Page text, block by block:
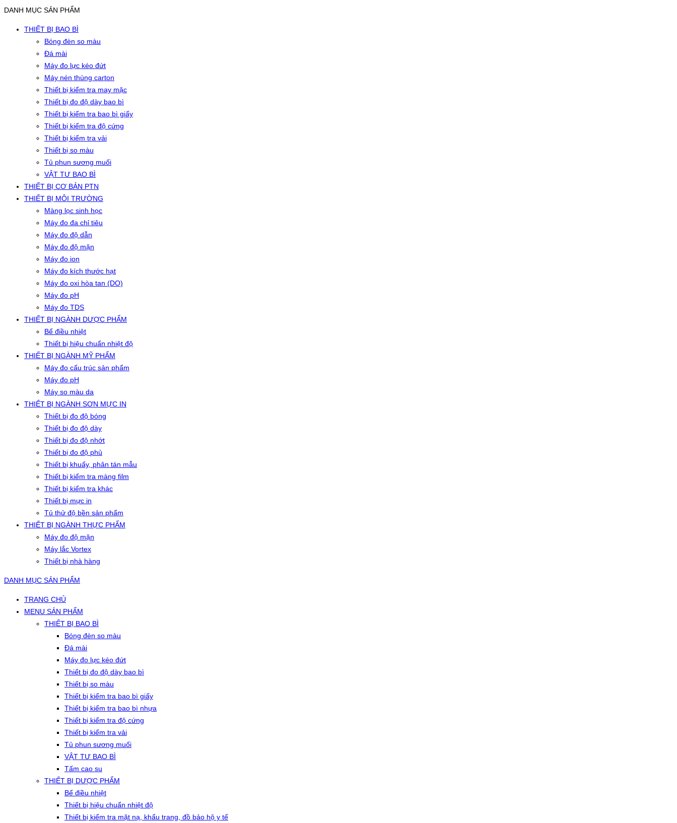
DANH MỤC SẢN PHẨM
THIẾT BỊ BAO BÌ
Bóng đèn so màu
Đá mài
Máy đo lực kéo đứt
Máy nén thùng carton
Thiết bị kiểm tra may mặc
Thiết bị đo độ dày bao bì
Thiết bị kiểm tra bao bì giấy
Thiết bị kiểm tra độ cứng
Thiết bị kiểm tra vải
Thiết bị so màu
Tủ phun sương muối
VẬT TƯ BAO BÌ
THIẾT BỊ CƠ BẢN PTN
THIẾT BỊ MÔI TRƯỜNG
Màng lọc sinh học
Máy đo đa chỉ tiêu
Máy đo độ dẫn
Máy đo độ mặn
Máy đo ion
Máy đo kích thước hạt
Máy đo oxi hòa tan (DO)
Máy đo pH
Máy đo TDS
THIẾT BỊ NGÀNH DƯỢC PHẨM
Bể điều nhiệt
Thiết bị hiệu chuẩn nhiệt độ
THIẾT BỊ NGÀNH MỸ PHẨM
Máy đo cấu trúc sản phẩm
Máy đo pH
Máy so màu da
THIẾT BỊ NGÀNH SƠN MỰC IN
Thiết bị đo độ bóng
Thiết bị đo độ dày
Thiết bị đo độ nhớt
Thiết bị đo độ phủ
Thiết bị khuấy, phân tán mẫu
Thiết bị kiểm tra màng film
Thiết bị kiểm tra khác
Thiết bị mực in
Tủ thử độ bền sản phẩm
THIẾT BỊ NGÀNH THỰC PHẨM
Máy đo độ mặn
Máy lắc Vortex
Thiết bị nhà hàng
DANH MỤC SẢN PHẨM
TRANG CHỦ
MENU SẢN PHẨM
THIẾT BỊ BAO BÌ
Bóng đèn so màu
Đá mài
Máy đo lực kéo đứt
Thiết bị đo độ dày bao bì
Thiết bị so màu
Thiết bị kiểm tra bao bì giấy
Thiết bị kiểm tra bao bì nhựa
Thiết bị kiểm tra độ cứng
Thiết bị kiểm tra vải
Tủ phun sương muối
VẬT TƯ BAO BÌ
Tấm cao su
THIẾT BỊ DƯỢC PHẨM
Bể điều nhiệt
Thiết bị hiệu chuẩn nhiệt độ
Thiết bị kiểm tra mặt nạ, khẩu trang, đồ bảo hộ y tế